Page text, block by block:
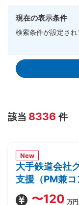
現在の表示条件
検索条件が設定され
該当 8336 件
New
大手鉄道会社
支援（PM兼コ
〜120 万